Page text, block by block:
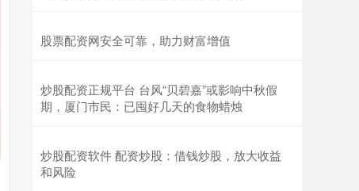
股票配资网安全可靠，助力财富增值
炒股配资正规平台 台风“贝碧嘉”或影响中秋假
期，厦门市民：已囤好几天的食物蜡烛
炒股配资软件 配资炒股：借钱炒股，放大收益
和风险